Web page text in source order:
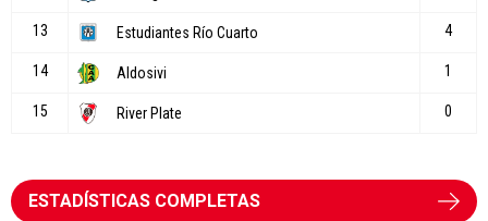
ESTADÍSTICAS COMPLETAS